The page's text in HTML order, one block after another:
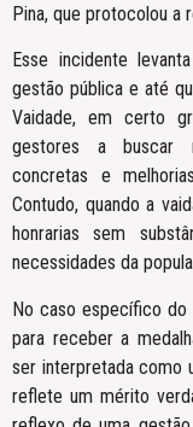
Pina, que protocolou a
Esse incidente
gestão pública e até
Vaidade, em certo
gestores a buscar
concretas e
Contudo, quando a
honrarias sem
necessidades da
No caso específico do
para receber a
ser interpretada como
reflete um mérito